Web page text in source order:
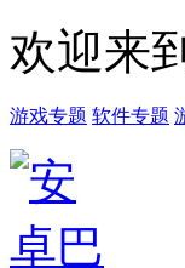
欢迎来
游戏专题 软件专题